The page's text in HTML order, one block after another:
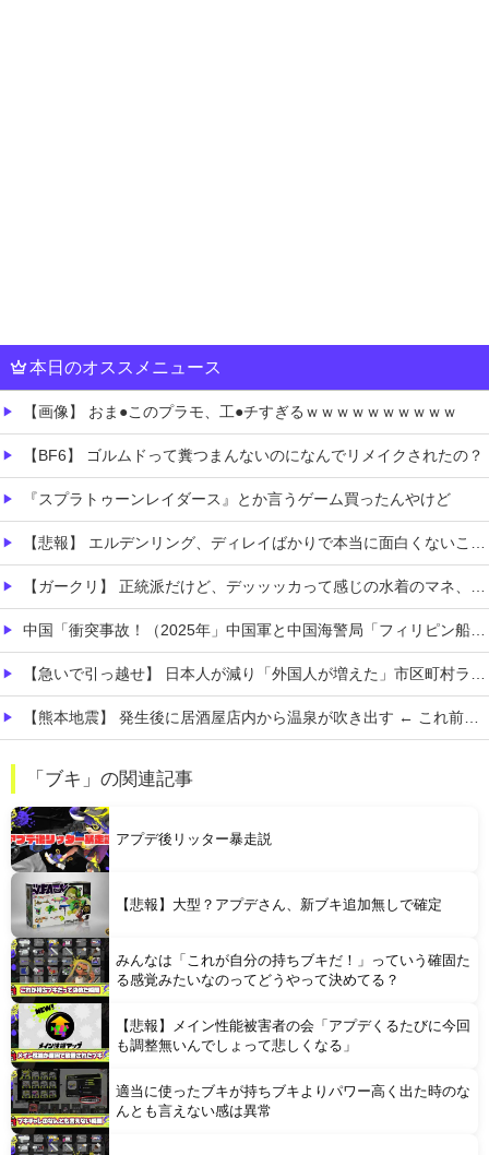
本日のオススメニュース
【画像】 おま●このプラモ、工●チすぎるｗｗｗｗｗｗｗｗｗｗ
【BF6】 ゴルムドって糞つまんないのになんでリメイクされたの？
『スプラトゥーンレイダース』とか言うゲーム買ったんやけど
【悲報】 エルデンリング、ディレイばかりで本当に面白くないこのゲーム←賛同の声が多数…
【ガークリ】 正統派だけど、デッッッカって感じの水着のマネ、ラファエ口、セッシュウへの反応！！！
中国「衝突事故！（2025年」中国軍と中国海警局「フィリピン船の追跡中に衝突！（8/11」中国「2人死亡」中国政府「1年間隠蔽」日本「隠蔽された事実報道！（2026年」→
【急いで引っ越せ】 日本人が減り「外国人が増えた」市区町村ランキングキタ━━!
【熊本地震】 発生後に居酒屋店内から温泉が吹き出す ← これ前触れじゃね？
【画像】 ヘソ出しJKさん、股間の方まで見えてしまうｗｗｗｗｗｗｗｗｗ
Powered by livedoor 相互RSS
「ブキ」の関連記事
アプデ後リッター暴走説
【悲報】大型？アプデさん、新ブキ追加無しで確定
みんなは「これが自分の持ちブキだ！」っていう確固た
る感覚みたいなのってどうやって決めてる？
【悲報】メイン性能被害者の会「アプデくるたびに今回
も調整無いんでしょって悲しくなる」
適当に使ったブキが持ちブキよりパワー高く出た時のな
んとも言えない感は異常